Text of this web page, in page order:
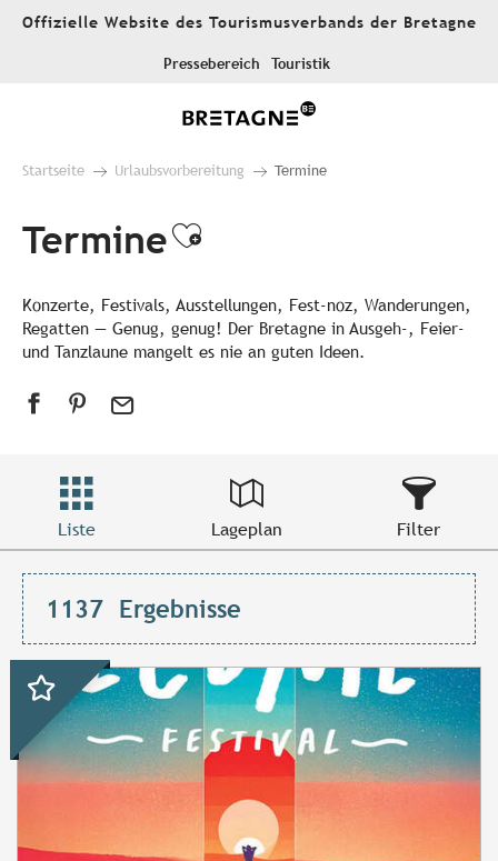
AllerOffizielle Website des Tourismusverbands der Bretagne
Pressebereich Touristik
Startseite Urlaubsvorbereitung Termine
TermineAjouter aux
Konzerte, Festivals, Ausstellungen, Fest-noz, Wanderungen,
Regatten — Genug, genug! Der Bretagne in Ausgeh-, Feier-
und Tanzlaune mangelt es nie an guten Ideen.
Liste Lageplan Filter
1137 Ergebnisse